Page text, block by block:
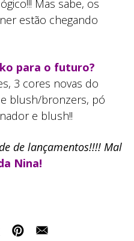
Mas sabe, os
estão chegando
para o futuro?
3 cores novas do
blush/bronzers, pó
e blush!!
de lançamentos!!!! Mal
Nina!